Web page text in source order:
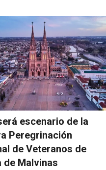
escenario de la
Peregrinación
de Veteranos de
de Malvinas